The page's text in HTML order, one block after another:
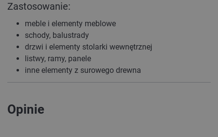
Zastosowanie:
meble i elementy meblowe
schody, balustrady
drzwi i elementy stolarki wewnętrznej
listwy, ramy, panele
inne elementy z surowego drewna
Opinie